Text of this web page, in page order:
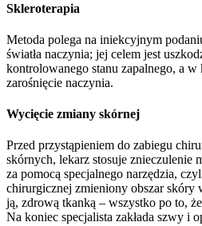
Skleroterapia
Metoda polega na iniekcyjnym
światła naczynia; jej celem jest
kontrolowanego stanu zapalnego, a
zarośnięcie naczynia.
Wycięcie zmiany skórnej
Przed przystąpieniem do zabiegu
skórnych, lekarz stosuje znieczulenie
za pomocą specjalnego narzędzia,
chirurgicznej zmieniony obszar skóry
ją, zdrową tkanką – wszystko po to,
Na koniec specjalista zakłada szwy i